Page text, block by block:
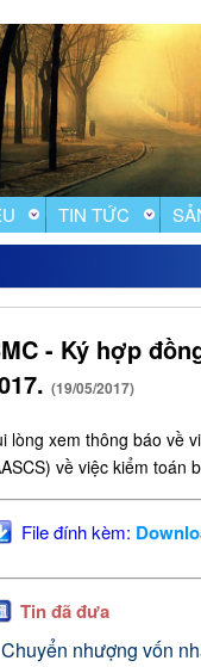
TIN TỨC
- Ký hợp
(19/05/2017)
lòng xem thông báo về
về việc kiểm toán
File đính kèm:
Tin đã đưa
Chuyển nhượng vốn